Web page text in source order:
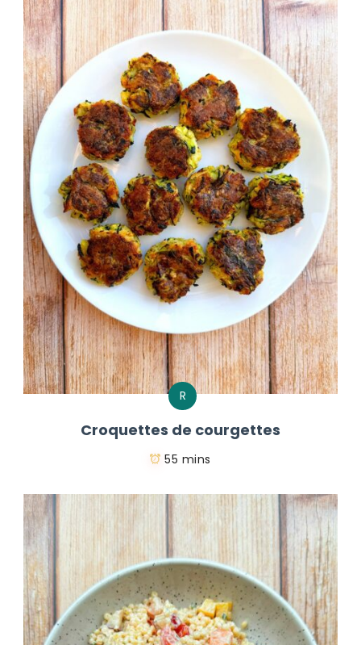
R
Croquettes de courgettes
55 mins